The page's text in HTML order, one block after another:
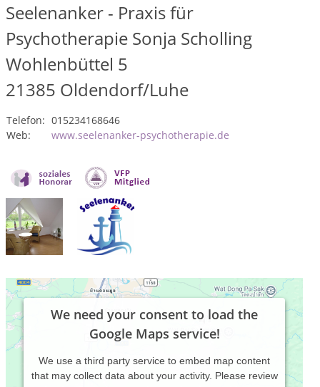
Seelenanker - Praxis für
Psychotherapie Sonja Scholling
Wohlenbüttel 5
21385 Oldendorf/Luhe
Telefon: 015234168646
Web:
www.seelenanker-psychotherapie.de
We need your consent to load the
Google Maps service!
We use a third party service to embed map content
that may collect data about your activity. Please review